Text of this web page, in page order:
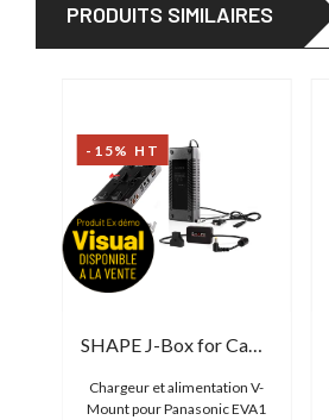
PRODUITS SIMILAIRES
-15% HT
SHAPE J-Box for Camera Power & Charger (version Démo)
Chargeur et alimentation V-
Mount pour Panasonic EVA1